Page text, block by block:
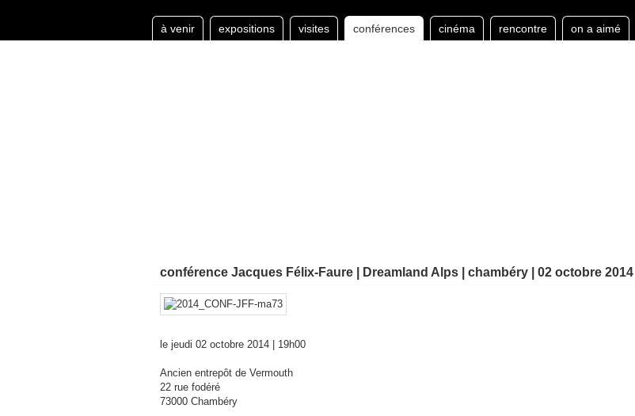
à venir expositions visites conférences cinéma rencontre on a aimé
conférence Jacques Félix-Faure | Dreamland Alps | chambéry | 02 octobre 2014
le jeudi 02 octobre 2014 | 19h00
Ancien entrepôt de Vermouth
22 rue fodéré
73000 Chambéry